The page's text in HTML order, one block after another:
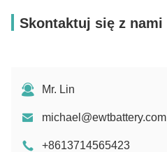
Skontaktuj się z nami
Mr. Lin
michael@ewtbattery.com
+8613714565423